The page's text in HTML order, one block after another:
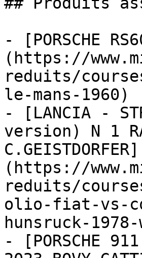
- [PORSCHE
(https://
reduits/
le-mans-1960)
- [LANCIA -
version) N 1
C.GEISTDORFER]
(https://
reduits/
olio-fiat-vs-
hunsruck-
- [PORSCHE